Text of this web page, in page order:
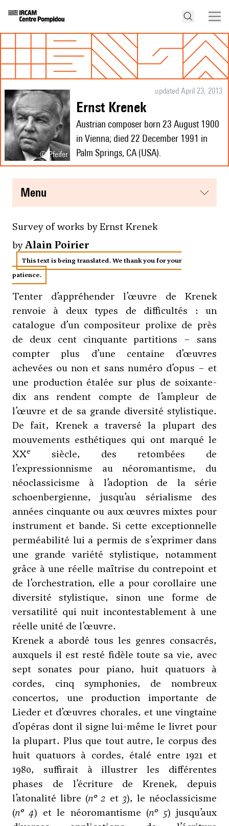
© Pfeifer
updated April 23, 2013
Ernst Krenek
Austrian composer born 23 August 1900
in Vienna; died 22 December 1991 in
Palm Springs, CA (USA).
menu
Survey of works by Ernst Krenek
byAlain Poirier
This text is being translated. We thank you for your
patience.
Tenter d’appréhender l’œuvre de Krenek
renvoie à deux types de difficultés : un
catalogue d’un compositeur prolixe de près
de deux cent cinquante partitions – sans
compter plus d’une centaine d’œuvres
achevées ou non et sans numéro d’opus – et
une production étalée sur plus de soixante-
dix ans rendent compte de l’ampleur de
l’œuvre et de sa grande diversité stylistique.
De fait, Krenek a traversé la plupart des
mouvements esthétiques qui ont marqué le
XXe
siècle, des retombées de
l’expressionnisme au néoromantisme, du
néoclassicisme à l’adoption de la série
schoenbergienne, jusqu’au sérialisme des
années cinquante ou aux œuvres mixtes pour
instrument et bande. Si cette exceptionnelle
perméabilité lui a permis de s’exprimer dans
une grande variété stylistique, notamment
grâce à une réelle maîtrise du contrepoint et
de l’orchestration, elle a pour corollaire une
diversité stylistique, sinon une forme de
versatilité qui nuit incontestablement à une
réelle unité de l’œuvre.
Krenek a abordé tous les genres consacrés,
auxquels il est resté fidèle toute sa vie, avec
sept sonates pour piano, huit quatuors à
cordes, cinq symphonies, de nombreux
concertos, une production importante de
Lieder et d’œuvres chorales, et une vingtaine
d’opéras dont il signe lui-même le livret pour
la plupart. Plus que tout autre, le corpus des
huit quatuors à cordes, étalé entre 1921 et
1980, suffirait à illustrer les différentes
phases de l’écriture de Krenek, depuis
l’atonalité libre (n° 2 et 3), le néoclassicisme
(n° 4) et le néoromantisme (n° 5) jusqu’aux